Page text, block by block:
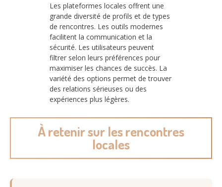
Les plateformes locales offrent une
grande diversité de profils et de types
de rencontres. Les outils modernes
facilitent la communication et la
sécurité. Les utilisateurs peuvent
filtrer selon leurs préférences pour
maximiser les chances de succès. La
variété des options permet de trouver
des relations sérieuses ou des
expériences plus légères.
À retenir sur les rencontres
locales